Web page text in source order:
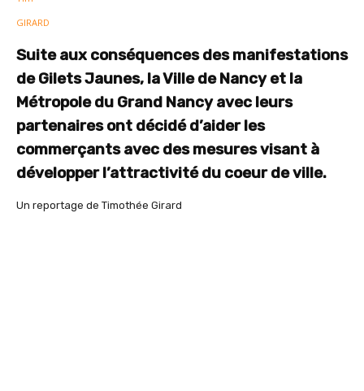
Suite aux conséquences des manifestations
de Gilets Jaunes, la Ville de Nancy et la
Métropole du Grand Nancy avec leurs
partenaires ont décidé d’aider les
commerçants avec des mesures visant à
développer l’attractivité du coeur de ville.
Un reportage de Timothée Girard